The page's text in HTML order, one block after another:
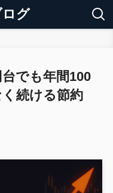
グ
台でも年間100
続ける節約